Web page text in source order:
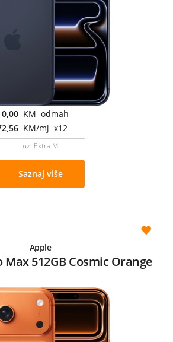
0,00 KM odmah
KM/mj x12
uz Extra M
Saznaj više
Apple
Max 512GB Cosmic Orange